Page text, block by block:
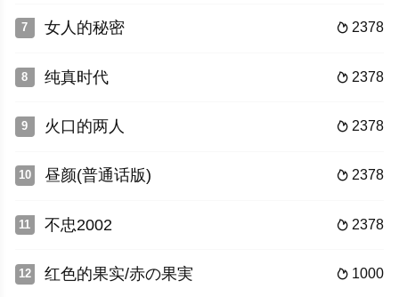
7  2378
女人的秘密
8  2378
纯真时代
9  2378
火口的两人
10  2378
昼颜(普通话版)
11  2378
不忠2002
12  1000
红色的果实/赤の果実